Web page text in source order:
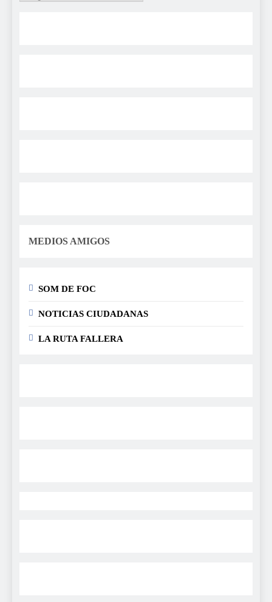
MEDIOS AMIGOS
SOM DE FOC
NOTICIAS CIUDADANAS
LA RUTA FALLERA